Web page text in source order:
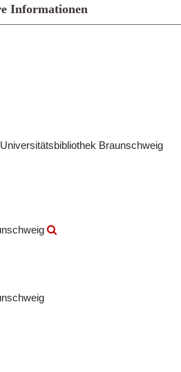
Informationen
Braunschweig